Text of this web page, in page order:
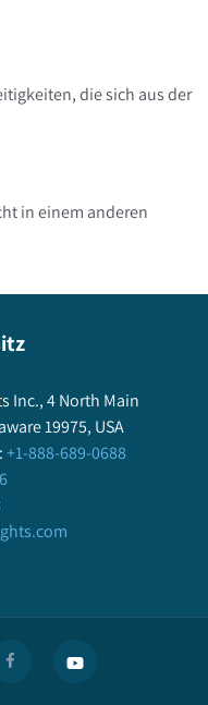
die sich aus der
in einem anderen
Inc., 4 North Main
19975, USA
+1-888-689-0688